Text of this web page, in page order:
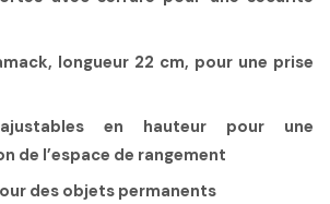
longueur 22 cm, pour une prise
en hauteur pour une
de l’espace de rangement
des objets permanents